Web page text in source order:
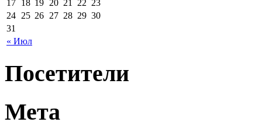
« Июл
17 18 19 20 21 22 23
24 25 26 27 28 29 30
31
Посетители
Мета